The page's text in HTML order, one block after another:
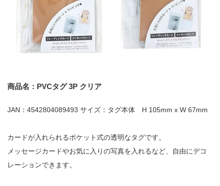
商品名：PVCタグ 3P クリア
JAN：4542804089493 サイズ：タグ本体 H 105mm x W 67mm
カードが入れられるポケット式の透明なタグです。
メッセージカードやお気に入りの写真を入れるなど、自由にデコ
レーションできます。